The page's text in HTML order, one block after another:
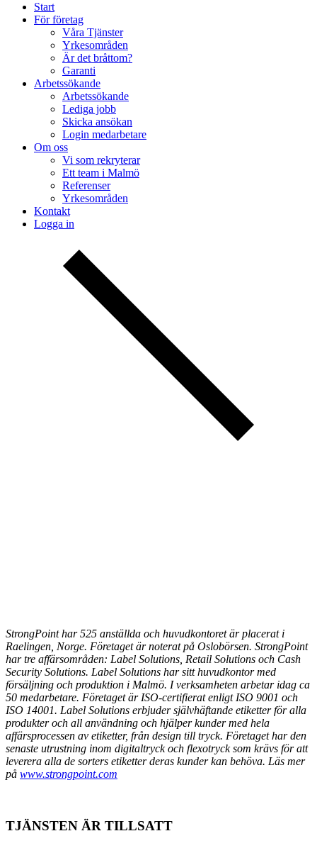
Start
För företag
Våra Tjänster
Yrkesområden
Är det bråttom?
Garanti
Arbetssökande
Arbetssökande
Lediga jobb
Skicka ansökan
Login medarbetare
Om oss
Vi som rekryterar
Ett team i Malmö
Referenser
Yrkesområden
Kontakt
Logga in
StrongPoint har 525 anställda och huvudkontoret är placerat i
Raelingen, Norge. Företaget är noterat på Oslobörsen. StrongPoint
har tre affärsområden: Label Solutions, Retail Solutions och Cash
Security Solutions. Label Solutions har sitt huvudkontor med
försäljning och produktion i Malmö. I verksamheten arbetar idag ca
50 medarbetare. Företaget är ISO-certifierat enligt ISO 9001 och
ISO 14001. Label Solutions erbjuder självhäftande etiketter för alla
produkter och all användning och hjälper kunder med hela
affärsprocessen av etiketter, från design till tryck. Företaget har den
senaste utrustning inom digitaltryck och flexotryck som krävs för att
leverera alla de sorters etiketter deras kunder kan behöva. Läs mer
på www.strongpoint.com
TJÄNSTEN ÄR TILLSATT